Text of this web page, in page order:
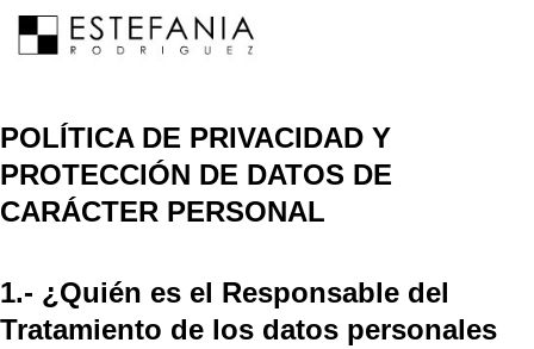
POLÍTICA DE PRIVACIDAD Y
PROTECCIÓN DE DATOS DE
CARÁCTER PERSONAL
1.- ¿Quién es el Responsable del
Tratamiento de los datos personales